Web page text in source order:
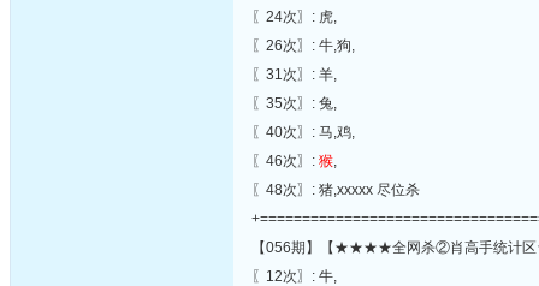
〖24次〗: 虎,
〖26次〗: 牛,狗,
〖31次〗: 羊,
〖35次〗: 兔,
〖40次〗: 马,鸡,
〖46次〗: 猴,
〖48次〗: 猪,xxxxx 尽位杀
【056期】【★★★★全网杀②肖高手统计
〖12次〗: 牛,